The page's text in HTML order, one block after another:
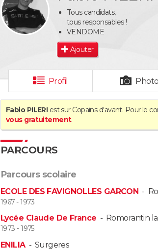
Tous candidats,
tous responsables !
VENDOME
Ajouter
Profil
Fabio PILERI est sur Copains d'avant. Pour le
vous gratuitement.
PARCOURS
Parcours scolaire
ECOLE DES FAVIGNOLLES GARCON -
1967 - 1973
Lycée Claude De France - Romorantin
1973 - 1975
ENILIA- Surgeres